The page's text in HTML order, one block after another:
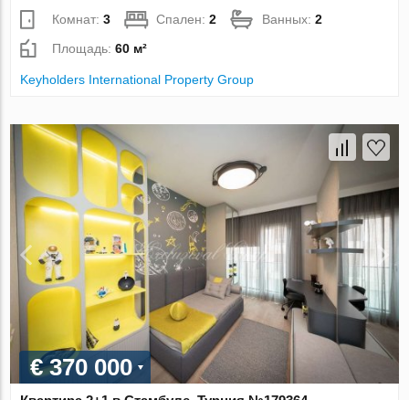
Комнат:3 Спален:2 Ванных:2
Площадь:60 м²
Keyholders International Property Group
€ 370 000